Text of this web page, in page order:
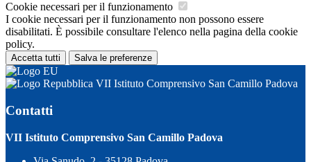
Cookie necessari per il funzionamento
I cookie necessari per il funzionamento non possono essere
disabilitati. È possibile consultare l'elenco nella pagina della cookie
policy.
Accetta tutti Salva le preferenze
VII Istituto Comprensivo San Camillo Padova
Contatti
VII Istituto Comprensivo San Camillo Padova